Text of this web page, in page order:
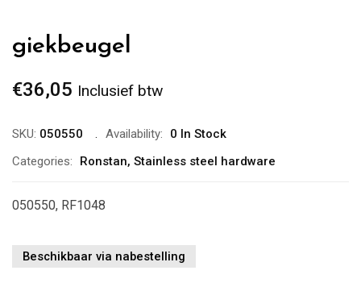
giekbeugel
€36,05 Inclusief btw
SKU: 050550 Availability:
0 In Stock
Categories:
Ronstan, Stainless steel hardware
050550, RF1048
Beschikbaar via nabestelling